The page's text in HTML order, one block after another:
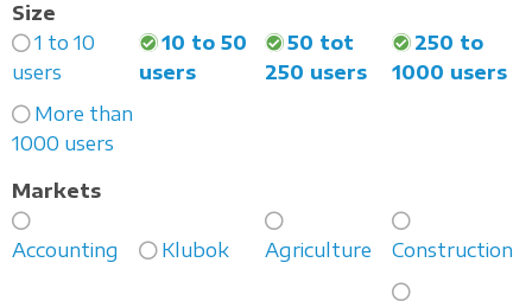
Size
1 to 10
users
10 to 50
users
50 tot
250 users
250 to
1000 users
More than
1000 users
Markets
Accounting Klubok Agriculture Construction